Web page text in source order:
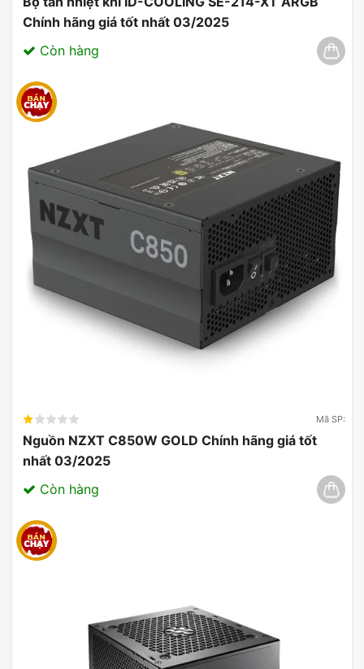
Chính hãng giá tốt nhất 03/2025
Còn hàng
Mã SP:
Nguồn NZXT C850W GOLD Chính hãng giá tốt
nhất 03/2025
Còn hàng